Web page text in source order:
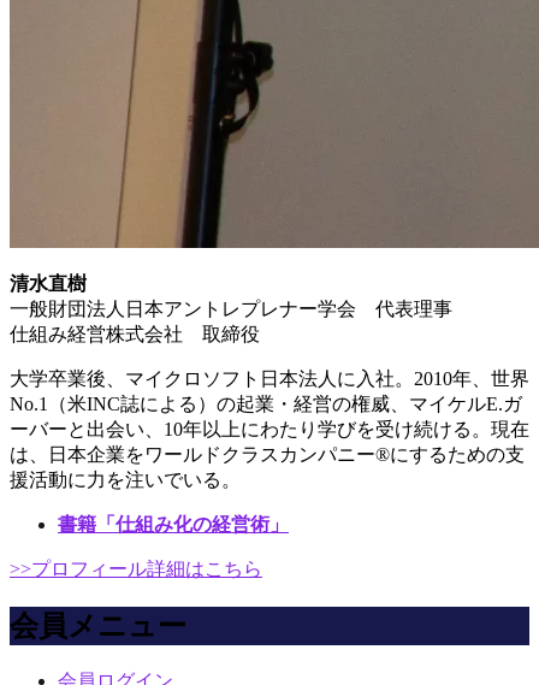
清水直樹
一般財団法人日本アントレプレナー学会 代表理事
仕組み経営株式会社 取締役
大学卒業後、マイクロソフト日本法人に入社。2010年、世界
No.1（米INC誌による）の起業・経営の権威、マイケルE.ガ
ーバーと出会い、10年以上にわたり学びを受け続ける。現在
は、日本企業をワールドクラスカンパニー®にするための支
援活動に力を注いでいる。
書籍「仕組み化の経営術」
>>プロフィール詳細はこちら
会員メニュー
会員ログイン